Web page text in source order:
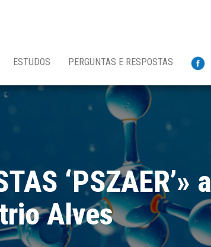
ESTUDOS PERGUNTAS E RESPOSTAS
Alves